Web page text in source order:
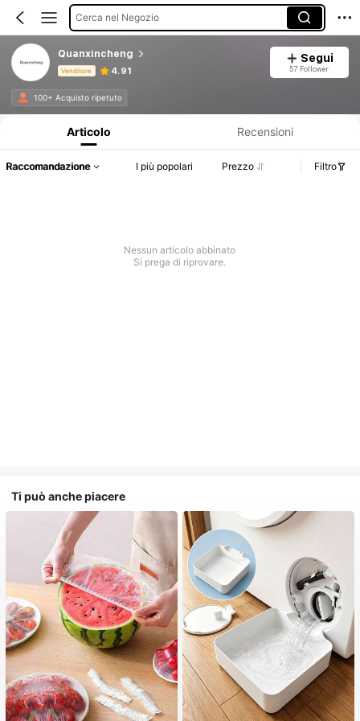
Cerca nel Negozio
Quanxincheng
Venditore 4.91
Segui
57 Follower
100+ Acquisto ripetuto
Articolo Recensioni
Raccomandazione I più popolari Prezzo Filtro
Nessun articolo abbinato
Si prega di riprovare.
Ti può anche piacere